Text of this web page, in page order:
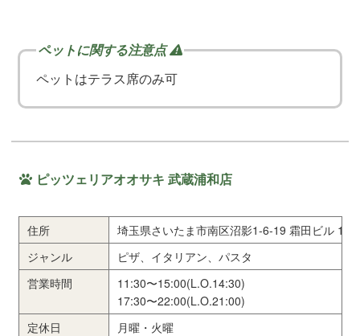
ペットはテラス席のみ可
ピッツェリアオオサキ 武蔵浦和店
住所
埼玉県さいたま市南区沼影1-6-19 霜田ビル 1F
ジャンル
ピザ、イタリアン、パスタ
営業時間
11:30〜15:00(L.O.14:30)
17:30〜22:00(L.O.21:00)
定休日
月曜・火曜